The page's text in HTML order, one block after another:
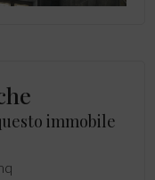
immobile